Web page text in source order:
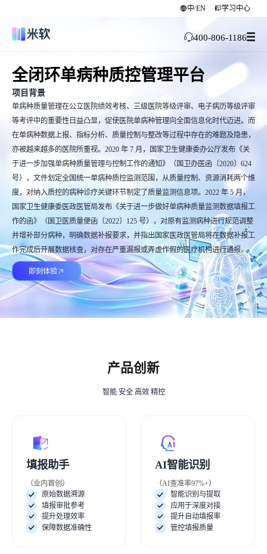
中/EN 学习中心
400-806-1186
全闭环单病种质控系统 - AI驱动的医疗
全闭环单病种质控管理平台
项目背景
单病种质量管理在公立医院绩效考核、三级医院等级评审、电子病历等级评审
等考评中的重要性日益凸显，促使医院单病种管理向全面信息化时代迈进。而
在单病种数据上报、指标分析、质量控制与整改等过程中存在的难题及隐患，
亦被越来越多的医院所重视。2020 年 7 月，国家卫生健康委办公厅发布《关
于进一步加强单病种质量管理与控制工作的通知》（国卫办医函〔2020〕624
号），文件划定全国统一单病种质控监测范围，从质量控制、资源消耗两个维
度，对纳入质控的病种诊疗关键环节制定了质量监测信息项。2022 年 5 月，
国家卫生健康委医政医管局发布《关于进一步做好单病种质量监测数据填报工
作的函》（国卫医质量便函〔2022〕125 号），对原有监测病种进行规范调整
并增补部分病种，明确数据补报要求，并指出国家医政医管局将在数据补报工
作完成后开展数据核查，对存在严重漏报或弄虚作假的医疗机构进行通报。
即刻体验
产品创新
智能 安全 高效 精控
填报助手
（业内首创）
原始数据溯源
填报审批参考
提升处理效率
保障数据准确性
AI智能识别
（AI查准率97%+）
智能识别与提取
应用于深度对接
提升自动填报率
管控填报质量